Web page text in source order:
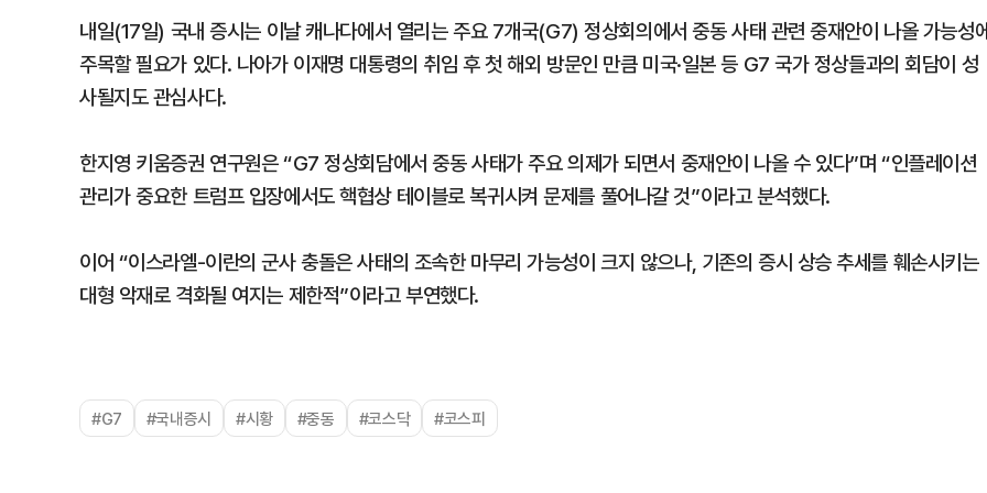
내일(17일) 국내 증시는 이날 캐나다에서 열리는 주요 7개국(G7) 정상회의에서 중동 사태 관련 중재안이 나올 가능성
주목할 필요가 있다. 나아가 이재명 대통령의 취임 후 첫 해외 방문인 만큼 미국·일본 등 G7 국가 정상들과의 회담이 성
사될지도 관심사다.
한지영 키움증권 연구원은 “G7 정상회담에서 중동 사태가 주요 의제가 되면서 중재안이 나올 수 있다”며 “인플레이션
관리가 중요한 트럼프 입장에서도 핵협상 테이블로 복귀시켜 문제를 풀어나갈 것”이라고 분석했다.
이어 “이스라엘-이란의 군사 충돌은 사태의 조속한 마무리 가능성이 크지 않으나, 기존의 증시 상승 추세를 훼손시키는
대형 악재로 격화될 여지는 제한적”이라고 부연했다.
#G7 #국내증시 #시황 #중동 #코스닥 #코스피